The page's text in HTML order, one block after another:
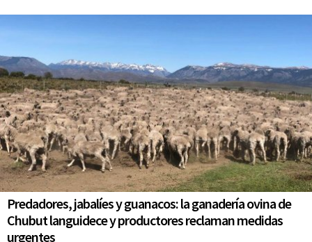
Predadores, jabalíes y guanacos: la ganadería ovina de
Chubut languidece y productores reclaman medidas
urgentes